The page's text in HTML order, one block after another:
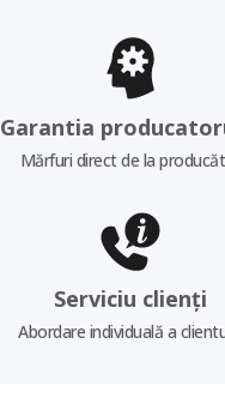
Garantia
Mărfuri direct de la
Serviciu clienți
Abordare individuală a